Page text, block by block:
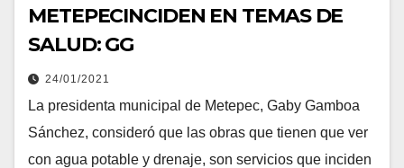
METEPECINCIDEN EN TEMAS DE
SALUD: GG
24/01/2021
La presidenta municipal de Metepec, Gaby Gamboa
Sánchez, consideró que las obras que tienen que ver
con agua potable y drenaje, son servicios que inciden